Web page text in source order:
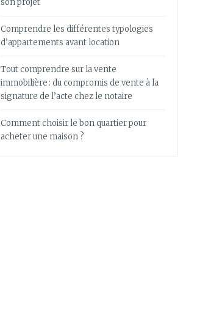
son projet
Comprendre les différentes typologies
d’appartements avant location
Tout comprendre sur la vente
immobilière : du compromis de vente à la
signature de l’acte chez le notaire
Comment choisir le bon quartier pour
acheter une maison ?